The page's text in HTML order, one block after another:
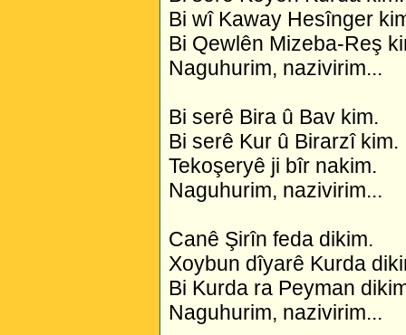
Bi wî Kaway Hesînger
Bi Qewlên Mizeba-Reş
Naguhurim, nazivirim...
Bi serê Bira û Bav kim.
Bi serê Kur û Birarzî kim.
Tekoşeryê ji bîr nakim.
Naguhurim, nazivirim...
Canê Şirîn feda dikim.
Xoybun dîyarê Kurda
Bi Kurda ra Peyman
Naguhurim, nazivirim...